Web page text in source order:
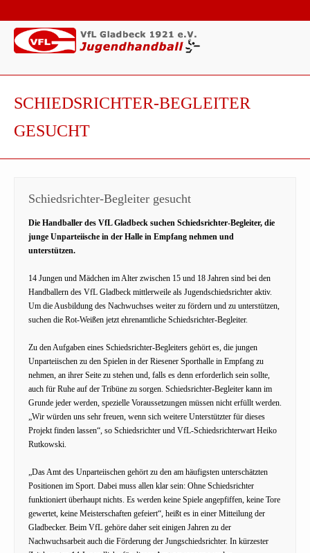
SCHIEDSRICHTER-BEGLEITER
GESUCHT
Schiedsrichter-Begleiter gesucht
Die Handballer des VfL Gladbeck suchen Schiedsrichter-Begleiter, die
junge Unparteiische in der Halle in Empfang nehmen und
unterstützen.
14 Jungen und Mädchen im Alter zwischen 15 und 18 Jahren sind bei den
Handballern des VfL Gladbeck mittlerweile als Jugendschiedsrichter aktiv.
Um die Ausbildung des Nachwuchses weiter zu fördern und zu unterstützen,
suchen die Rot-Weißen jetzt ehrenamtliche Schiedsrichter-Begleiter.
Zu den Aufgaben eines Schiedsrichter-Begleiters gehört es, die jungen
Unparteiischen zu den Spielen in der Riesener Sporthalle in Empfang zu
nehmen, an ihrer Seite zu stehen und, falls es denn erforderlich sein sollte,
auch für Ruhe auf der Tribüne zu sorgen. Schiedsrichter-Begleiter kann im
Grunde jeder werden, spezielle Voraussetzungen müssen nicht erfüllt werden.
„Wir würden uns sehr freuen, wenn sich weitere Unterstützter für dieses
Projekt finden lassen“, so Schiedsrichter und VfL-Schiedsrichterwart Heiko
Rutkowski.
„Das Amt des Unparteiischen gehört zu den am häufigsten unterschätzten
Positionen im Sport. Dabei muss allen klar sein: Ohne Schiedsrichter
funktioniert überhaupt nichts. Es werden keine Spiele angepfiffen, keine Tore
gewertet, keine Meisterschaften gefeiert“, heißt es in einer Mitteilung der
Gladbecker. Beim VfL gehöre daher seit einigen Jahren zu der
Nachwuchsarbeit auch die Förderung der Jungschiedsrichter. In kürzester